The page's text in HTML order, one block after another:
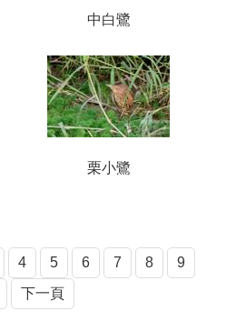
中白鷺
栗小鷺
4 5 6 7 8
9
下一頁